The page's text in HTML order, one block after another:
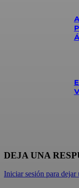
DEJA UNA
Iniciar sesión para dejar